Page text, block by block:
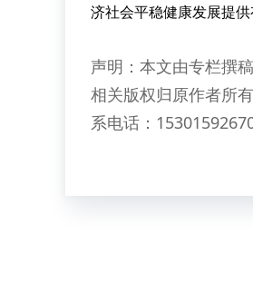
济社会平稳健康发展提供
声明：本文由专栏撰
相关版权归原作者所
系电话：